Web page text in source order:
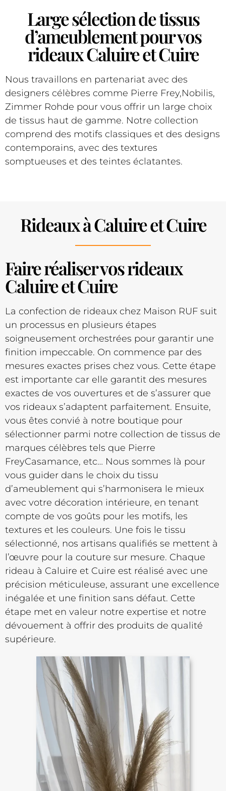
Large sélection de tissus
d’ameublement pour vos
rideaux Caluire et Cuire
Nous travaillons en partenariat avec des
designers célèbres comme Pierre Frey,Nobilis,
Zimmer Rohde pour vous offrir un large choix
de tissus haut de gamme. Notre collection
comprend des motifs classiques et des designs
contemporains, avec des textures
somptueuses et des teintes éclatantes.
Rideaux à Caluire et Cuire
Faire réaliser vos rideaux
Caluire et Cuire
La confection de rideaux chez Maison RUF suit
un processus en plusieurs étapes
soigneusement orchestrées pour garantir une
finition impeccable. On commence par des
mesures exactes prises chez vous. Cette étape
est importante car elle garantit des mesures
exactes de vos ouvertures et de s’assurer que
vos rideaux s’adaptent parfaitement. Ensuite,
vous êtes convié à notre boutique pour
sélectionner parmi notre collection de tissus de
marques célèbres tels que Pierre
FreyCasamance, etc… Nous sommes là pour
vous guider dans le choix du tissu
d’ameublement qui s’harmonisera le mieux
avec votre décoration intérieure, en tenant
compte de vos goûts pour les motifs, les
textures et les couleurs. Une fois le tissu
sélectionné, nos artisans qualifiés se mettent à
l’œuvre pour la couture sur mesure. Chaque
rideau à Caluire et Cuire est réalisé avec une
précision méticuleuse, assurant une excellence
inégalée et une finition sans défaut. Cette
étape met en valeur notre expertise et notre
dévouement à offrir des produits de qualité
supérieure.